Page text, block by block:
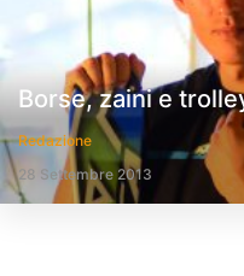
Borse, zaini e
Redazione
28 Settembre 2013